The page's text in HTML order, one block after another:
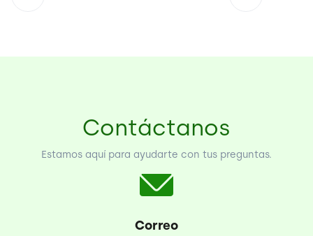
Contáctanos
Estamos aquí para ayudarte con tus preguntas.
Correo